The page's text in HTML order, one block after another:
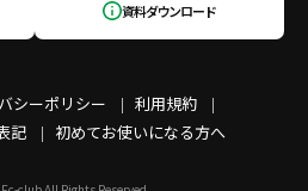
シーポリシー
利用規約
記
初めてお使いになる方へ
資料ダウンロード